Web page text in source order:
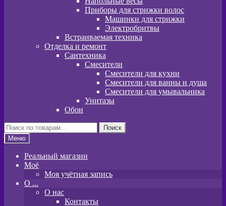
Приборы для стрижки волос
Машинки для стрижки
Электробритвы
Встраиваемая техника
Отделка и ремонт
Сантехника
Смесители
Смесители для кухни
Смесители для ванны и душа
Смесители для умывальника
Унитазы
Обои
Искать:
Поиск
Меню
Реальный магазин
Моё
Моя учётная запись
O ...
О нас
Контакты